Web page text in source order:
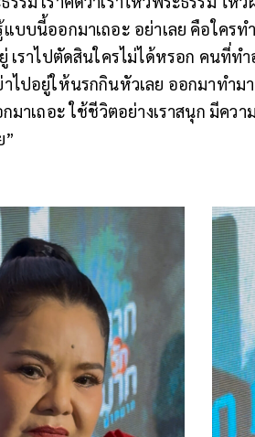
บบนี้ออกมาเถอะ อย่าเลย คือใครท
เราไปตัดสินใครไม่ได้หรอก คนที่ท
ไปอยู่ให้นรกกินหัวเลย ออกมาทำม
มาเถอะ ใช้ชีวิตอย่างเราสนุก มีคว
”